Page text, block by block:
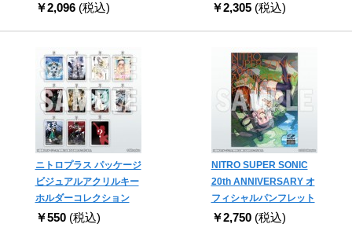
￥2,096 (税込) ￥2,305 (税込)
ニトロプラス パッケージ
ビジュアルアクリルキー
ホルダーコレクション
￥550 (税込)
NITRO SUPER SONIC
20th ANNIVERSARY オ
フィシャルパンフレット
￥2,750 (税込)